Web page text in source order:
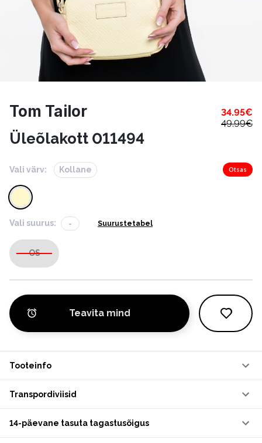
Tom Tailor 34.95€
49.99€
Üleõlakott 011494
Vali värv: Kollane Otsas
Vali suurus: - Suurustetabel
OS
Teavita mind
Tooteinfo
Transpordiviisid
14-päevane tasuta tagastusõigus